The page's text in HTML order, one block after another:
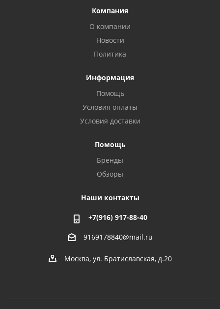
Компания
О компании
Новости
Политика
Информация
Помощь
Условия оплаты
Условия доставки
Помощь
Бренды
Обзоры
Наши контакты
+7(916) 917-88-40
9169178840@mail.ru
Москва, ул. Братиславская, д.20